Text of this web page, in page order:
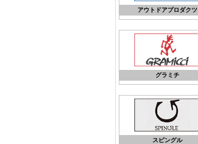
アウトドアプロダクツ
グラミチ
スピングル